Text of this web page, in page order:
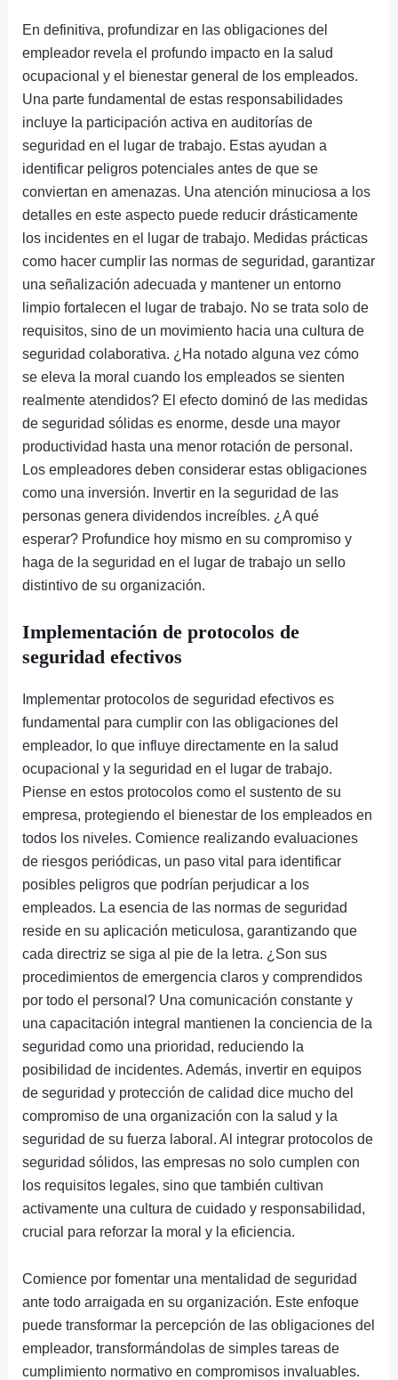
En definitiva, profundizar en las obligaciones del
empleador revela el profundo impacto en la salud
ocupacional y el bienestar general de los empleados.
Una parte fundamental de estas responsabilidades
incluye la participación activa en auditorías de
seguridad en el lugar de trabajo. Estas ayudan a
identificar peligros potenciales antes de que se
conviertan en amenazas. Una atención minuciosa a los
detalles en este aspecto puede reducir drásticamente
los incidentes en el lugar de trabajo. Medidas prácticas
como hacer cumplir las normas de seguridad, garantizar
una señalización adecuada y mantener un entorno
limpio fortalecen el lugar de trabajo. No se trata solo de
requisitos, sino de un movimiento hacia una cultura de
seguridad colaborativa. ¿Ha notado alguna vez cómo
se eleva la moral cuando los empleados se sienten
realmente atendidos? El efecto dominó de las medidas
de seguridad sólidas es enorme, desde una mayor
productividad hasta una menor rotación de personal.
Los empleadores deben considerar estas obligaciones
como una inversión. Invertir en la seguridad de las
personas genera dividendos increíbles. ¿A qué
esperar? Profundice hoy mismo en su compromiso y
haga de la seguridad en el lugar de trabajo un sello
distintivo de su organización.
Implementación de protocolos de
seguridad efectivos
Implementar protocolos de seguridad efectivos es
fundamental para cumplir con las obligaciones del
empleador, lo que influye directamente en la salud
ocupacional y la seguridad en el lugar de trabajo.
Piense en estos protocolos como el sustento de su
empresa, protegiendo el bienestar de los empleados en
todos los niveles. Comience realizando evaluaciones
de riesgos periódicas, un paso vital para identificar
posibles peligros que podrían perjudicar a los
empleados. La esencia de las normas de seguridad
reside en su aplicación meticulosa, garantizando que
cada directriz se siga al pie de la letra. ¿Son sus
procedimientos de emergencia claros y comprendidos
por todo el personal? Una comunicación constante y
una capacitación integral mantienen la conciencia de la
seguridad como una prioridad, reduciendo la
posibilidad de incidentes. Además, invertir en equipos
de seguridad y protección de calidad dice mucho del
compromiso de una organización con la salud y la
seguridad de su fuerza laboral. Al integrar protocolos de
seguridad sólidos, las empresas no solo cumplen con
los requisitos legales, sino que también cultivan
activamente una cultura de cuidado y responsabilidad,
crucial para reforzar la moral y la eficiencia.
Comience por fomentar una mentalidad de seguridad
ante todo arraigada en su organización. Este enfoque
puede transformar la percepción de las obligaciones del
empleador, transformándolas de simples tareas de
cumplimiento normativo en compromisos invaluables.